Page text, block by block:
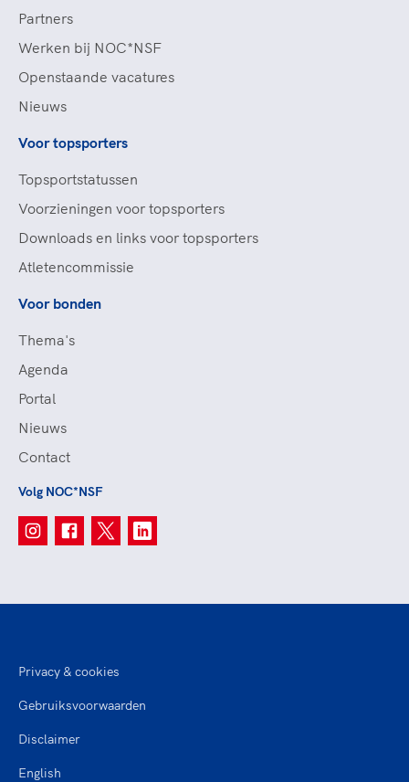
Partners
Werken bij NOC*NSF
Openstaande vacatures
Nieuws
Voor topsporters
Topsportstatussen
Voorzieningen voor topsporters
Downloads en links voor topsporters
Atletencommissie
Voor bonden
Thema's
Agenda
Portal
Nieuws
Contact
Volg NOC*NSF
Privacy & cookies
Gebruiksvoorwaarden
Disclaimer
English